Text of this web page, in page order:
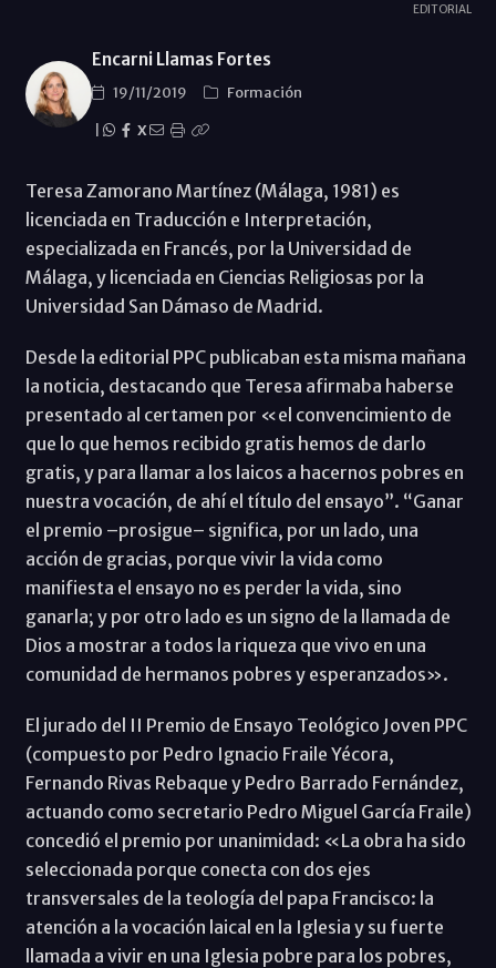
EDITORIAL
Encarni Llamas Fortes
19/11/2019
Formación
X
Teresa Zamorano Martínez (Málaga, 1981) es
licenciada en Traducción e Interpretación,
especializada en Francés, por la Universidad de
Málaga, y licenciada en Ciencias Religiosas por la
Universidad San Dámaso de Madrid.
Desde la editorial PPC publicaban esta misma mañana
la noticia, destacando que Teresa afirmaba haberse
presentado al certamen por «el convencimiento de
que lo que hemos recibido gratis hemos de darlo
gratis, y para llamar a los laicos a hacernos pobres en
nuestra vocación, de ahí el título del ensayo”. “Ganar
el premio –prosigue– significa, por un lado, una
acción de gracias, porque vivir la vida como
manifiesta el ensayo no es perder la vida, sino
ganarla; y por otro lado es un signo de la llamada de
Dios a mostrar a todos la riqueza que vivo en una
comunidad de hermanos pobres y esperanzados».
El jurado del II Premio de Ensayo Teológico Joven PPC
(compuesto por Pedro Ignacio Fraile Yécora,
Fernando Rivas Rebaque y Pedro Barrado Fernández,
actuando como secretario Pedro Miguel García Fraile)
concedió el premio por unanimidad: «La obra ha sido
seleccionada porque conecta con dos ejes
transversales de la teología del papa Francisco: la
atención a la vocación laical en la Iglesia y su fuerte
llamada a vivir en una Iglesia pobre para los pobres,